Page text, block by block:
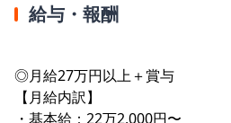
給与・報酬
◎月給27万円以上＋賞与
【月給内訳】
・基本給：22万2,000円〜